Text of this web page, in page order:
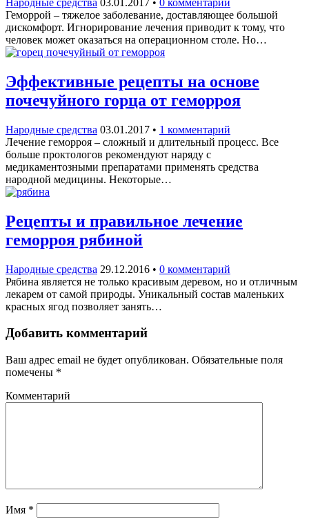
Народные средства 03.01.2017 • 0 комментарий
Геморрой – тяжелое заболевание, доставляющее большой
дискомфорт. Игнорирование лечения приводит к тому, что
человек может оказаться на операционном столе. Но…
Эффективные рецепты на основе
почечуйного горца от геморроя
Народные средства 03.01.2017 • 1 комментарий
Лечение геморроя – сложный и длительный процесс. Все
больше проктологов рекомендуют наряду с
медикаментозными препаратами применять средства
народной медицины. Некоторые…
Рецепты и правильное лечение
геморроя рябиной
Народные средства 29.12.2016 • 0 комментарий
Рябина является не только красивым деревом, но и отличным
лекарем от самой природы. Уникальный состав маленьких
красных ягод позволяет занять…
Добавить комментарий
Ваш адрес email не будет опубликован. Обязательные поля
помечены *
Комментарий
Имя *